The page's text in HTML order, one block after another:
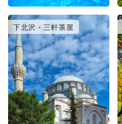
下北沢・三軒茶屋